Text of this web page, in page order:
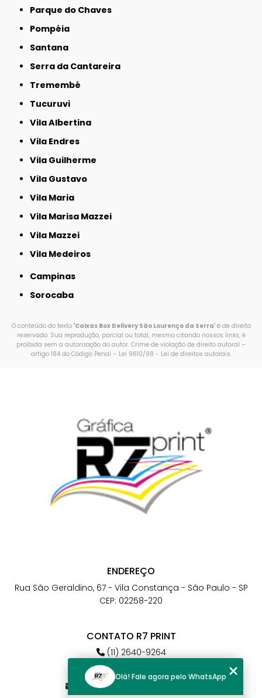
Parque do Chaves
Pompéia
Santana
Serra da Cantareira
Tremembé
Tucuruvi
Vila Albertina
Vila Endres
Vila Guilherme
Vila Gustavo
Vila Maria
Vila Marisa Mazzei
Vila Mazzei
Vila Medeiros
Campinas
Sorocaba
O conteúdo do texto "Caixas Box Delivery São Lourenço da Serra" é de direito
reservado. Sua reprodução, parcial ou total, mesmo citando nossos links, é
proibida sem a autorização do autor. Crime de violação de direito autoral –
artigo 184 do Código Penal – Lei 9610/98 - Lei de direitos autorais.
ENDEREÇO
Rua São Geraldino, 67 - Vila Constança - São Paulo - SP
CEP: 02258-220
CONTATO R7 PRINT
(11) 2640-9264
(11) 98784-6664
atendimento@r7print.com.br
Olá! Fale agora pelo WhatsApp